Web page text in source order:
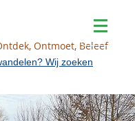
Ontmoet, Beleef
Wij zoeken